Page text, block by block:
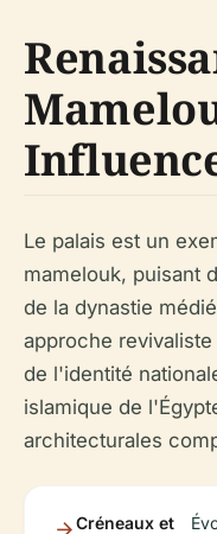
Le palais est un
mamelouk, puisant
de la dynastie
approche
de l'identité
islamique de
architecturales
Créneaux et